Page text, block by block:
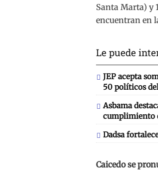
Santa Marta) y
encuentran en
Le puede
JEP acepta
50 políticos
Asbama
cumplimiento
Dadsa
Caicedo se